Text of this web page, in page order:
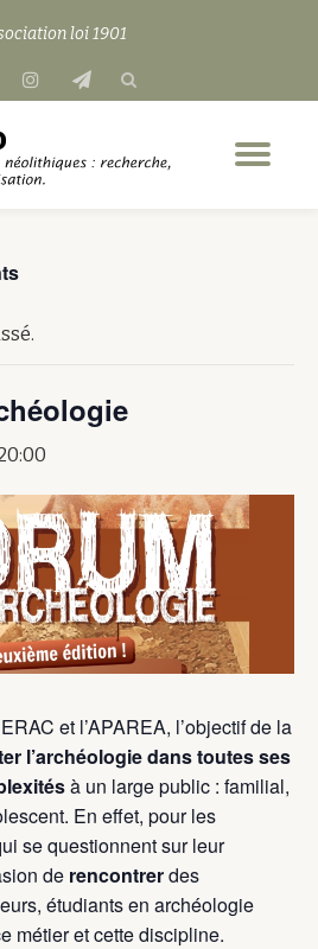
loi 1901
fa-
fa-
et l’APAREA, l’objectif de la
l’archéologie dans toutes ses
à un large public : familial,
En effet, pour les
se questionnent sur leur
de rencontrerdes
étudiants en archéologie
métier et cette discipline.